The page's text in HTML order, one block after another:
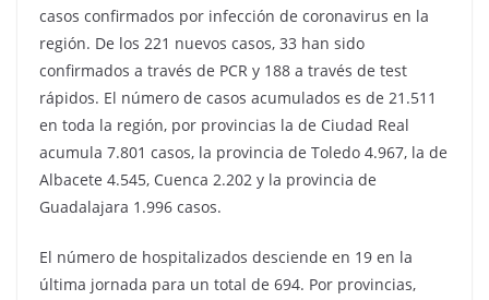
casos confirmados por infección de coronavirus en la
región. De los 221 nuevos casos, 33 han sido
confirmados a través de PCR y 188 a través de test
rápidos. El número de casos acumulados es de 21.511
en toda la región, por provincias la de Ciudad Real
acumula 7.801 casos, la provincia de Toledo 4.967, la de
Albacete 4.545, Cuenca 2.202 y la provincia de
Guadalajara 1.996 casos.
El número de hospitalizados desciende en 19 en la
última jornada para un total de 694. Por provincias,